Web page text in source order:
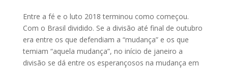
Entre a fé e o luto 2018 terminou como começou.
Com o Brasil dividido. Se a divisão até final de outubro
era entre os que defendiam a “mudança” e os que
temiam “aquela mudança”, no início de janeiro a
divisão se dá entre os esperançosos na mudança em